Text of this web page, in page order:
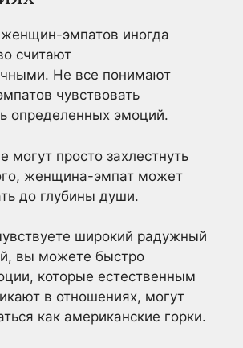
эмпатов иногда
считают
Не все понимают
чувствовать
определенных эмоций.
могут просто захлестнуть
женщина-эмпат может
до глубины души.
широкий радужный
вы можете быстро
которые естественным
в отношениях, могут
как американские горки.